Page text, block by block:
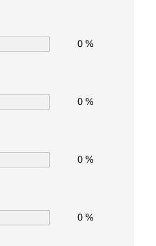
0 %
0 %
0 %
0 %